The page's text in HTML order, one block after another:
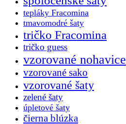
tepláky Fracomina
tmavomodré šaty
tričko Fracomina
tričko guess
vzorované nohavice
vzorované sako
vzorované šaty
zelené šaty
úpletové šaty
čierna blúzka